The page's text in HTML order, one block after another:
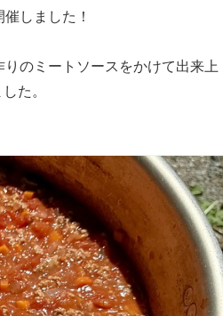
しました！
のミートソースをかけて出来上
た。